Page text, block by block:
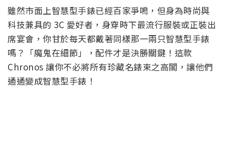
雖然市面上智慧型手錶已經百家爭鳴，但身為時尚與
科技兼具的 3C 愛好者，身穿時下最流行服裝或正裝出
席宴會，你甘於每天都戴著同樣那一兩只智慧型手錶
嗎？「魔鬼在細節」，配件才是決勝關鍵！這款
Chronos 讓你不必將所有珍藏名錶束之高閣，讓他們
通通變成智慧型手錶！